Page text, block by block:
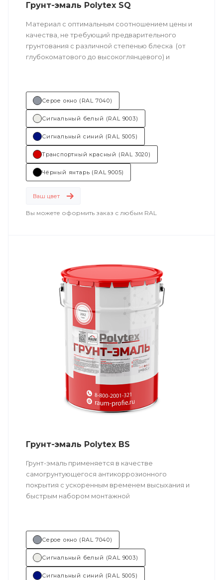
Грунт-эмаль Polytex SQ
Материал с оптимальным соотношением цены и
качества, не требующий предварительного
грунтования с различной степенью блеска (от
глубокоматового до высокоглянцевого) и
Техническое описание
Состав (тип связующего):ПУ
(полиуретановая).
Основные отрасли применения:
машиностроение.
Серое окно (RAL 7040)
Сигнальный белый (RAL 9003)
Сигнальный синий (RAL 5005)
Транспортный красный (RAL 3020)
Чёрный янтарь (RAL 9005)
Ваш цвет
Вы можете оформить заказ с любым RAL
Грунт-эмаль Polytex BS
Грунт-эмаль применяется в качестве
самогрунтующегося антикоррозионного
покрытия с ускоренным временем высыхания и
быстрым набором монтажной
Техническое описаниепо ссылке
Состав (тип связующего):
(полиуретановая).
Серое окно (RAL 7040)
Сигнальный белый (RAL 9003)
Сигнальный синий (RAL 5005)